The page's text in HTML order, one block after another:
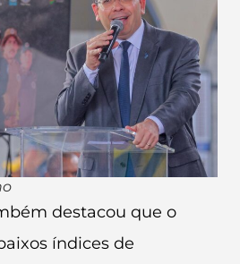
destacou que o
índices de